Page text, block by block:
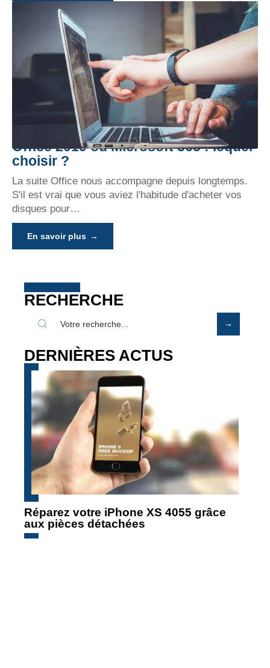
Office 2019 ou Microsoft 365 : lequel
choisir ?
La suite Office nous accompagne depuis longtemps.
S'il est vrai que vous aviez l'habitude d'acheter vos
disques pour…
En savoir plus
RECHERCHE
DERNIÈRES ACTUS
Réparez votre iPhone XS 4055 grâce
aux pièces détachées